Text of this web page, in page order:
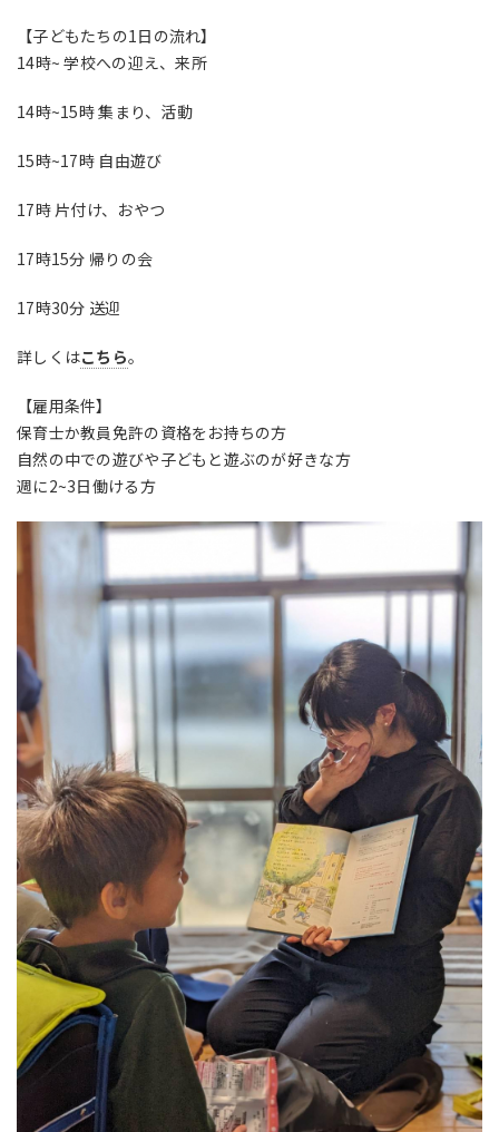
【子どもたちの1日の流れ】
14時~学校への迎え、来所
14時~15時 集まり、活動
15時~17時 自由遊び
17時 片付け、おやつ
17時15分 帰りの会
17時30分 送迎
詳しくはこちら。
【雇用条件】
保育士か教員免許の資格をお持ちの方
自然の中での遊びや子どもと遊ぶのが好きな方
週に2~3日働ける方